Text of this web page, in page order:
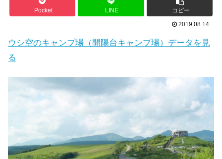
Pocket LINE
コピー
2019.08.14
ウシ空のキャンプ場（開陽台キャンプ場）データを見
る